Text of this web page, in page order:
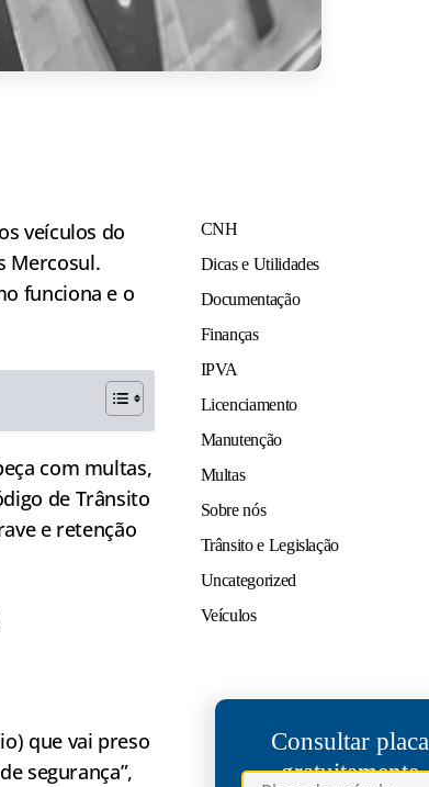
veículos do
Mercosul.
funciona e o
com multas,
de Trânsito
e retenção
que vai preso
segurança”,
CNH
Dicas e Utilidades
Documentação
Finanças
IPVA
Licenciamento
Manutenção
Multas
Sobre nós
Trânsito e Legislação
Uncategorized
Veículos
Consultar placa
gratuitamente